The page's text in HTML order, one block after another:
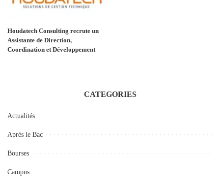
Houdatech Consulting recrute un
Assistante de Direction,
Coordination et Développement
CATEGORIES
Actualités
Après le Bac
Bourses
Campus